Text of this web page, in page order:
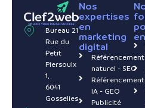
Bureau 21
Rue du
Petit
Piersoulx
1,
6041
Gosselies
Nos
expertises
en
marketing
digital
Référencement
naturel - SEO
Référencement
IA - GEO
Publicité